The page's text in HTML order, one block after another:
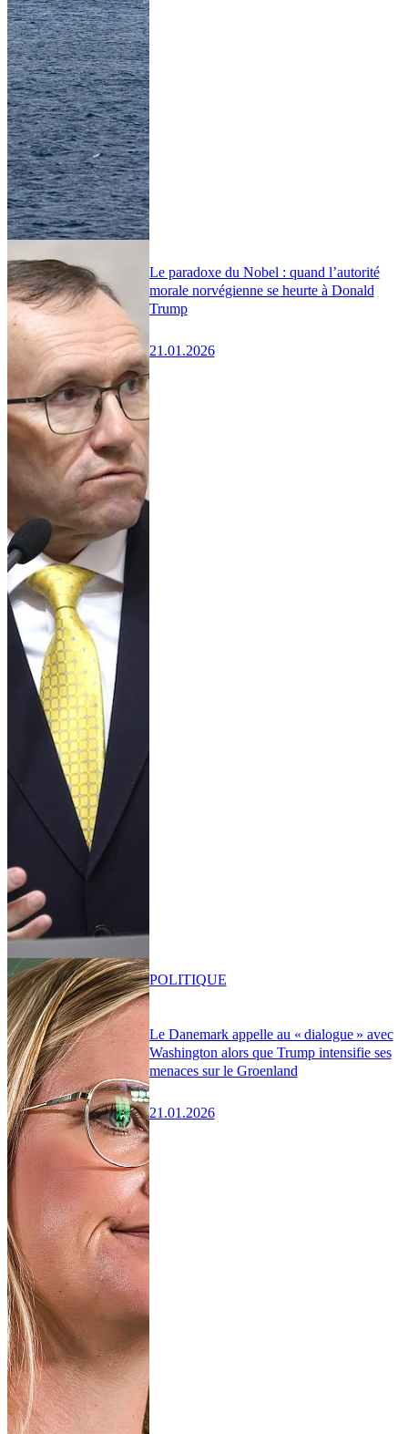
Le paradoxe du Nobel : quand l’autorité
morale norvégienne se heurte à Donald
Trump
21.01.2026
Le Danemark appelle au « dialogue » avec
Washington alors que Trump intensifie ses
menaces sur le Groenland
21.01.2026
POLITIQUE